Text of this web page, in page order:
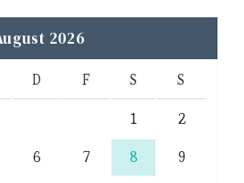
2026
D F S S
1
2
6 7 8
9